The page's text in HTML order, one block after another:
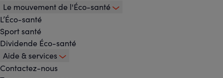
Le mouvement de l'Éco-santé
L’Éco-santé
Sport santé
Dividende Éco-santé
Aide & services
Contactez-nous